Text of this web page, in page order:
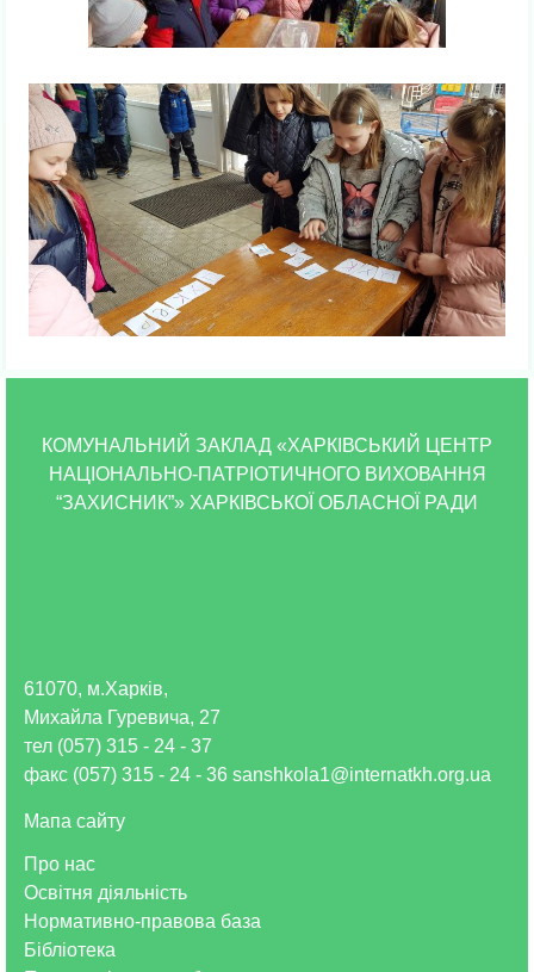
КОМУНАЛЬНИЙ ЗАКЛАД «ХАРКІВСЬКИЙ ЦЕНТР
НАЦІОНАЛЬНО-ПАТРІОТИЧНОГО ВИХОВАННЯ
“ЗАХИСНИК”» ХАРКІВСЬКОЇ ОБЛАСНОЇ РАДИ
Про нас
Освітня діяльність
Нормативно-правова база
Бібліотека
61070, м.Харків,
Михайла Гуревича, 27
тел (057) 315 - 24 - 37
факс (057) 315 - 24 - 36 sanshkola1@internatkh.org.ua
Мапа сайту